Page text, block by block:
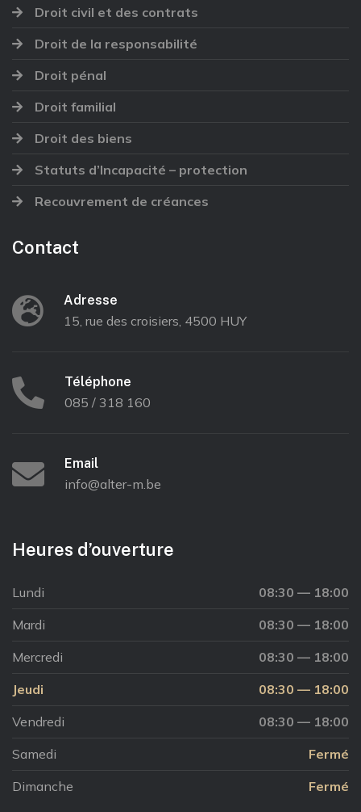
Droit civil et des contrats
Droit de la responsabilité
Droit pénal
Droit familial
Droit des biens
Statuts d’Incapacité – protection
Recouvrement de créances
Contact
Adresse
15, rue des croisiers, 4500 HUY
Téléphone
085 / 318 160
Email
info@alter-m.be
Heures d’ouverture
Lundi
08:30 — 18:00
Mardi
08:30 — 18:00
Mercredi
08:30 — 18:00
Jeudi
08:30 — 18:00
Vendredi
08:30 — 18:00
Samedi
Fermé
Dimanche
Fermé